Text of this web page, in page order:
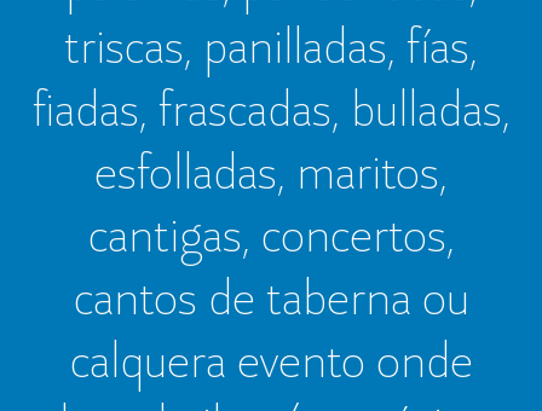
triscas, panilladas, fías,
fiadas, frascadas, bulladas,
esfolladas, maritos,
cantigas, concertos,
cantos de taberna ou
calquera evento onde